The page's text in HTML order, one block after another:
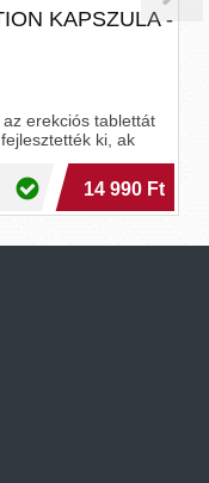
- étrend kiegészítő
- étrend kiegészítő